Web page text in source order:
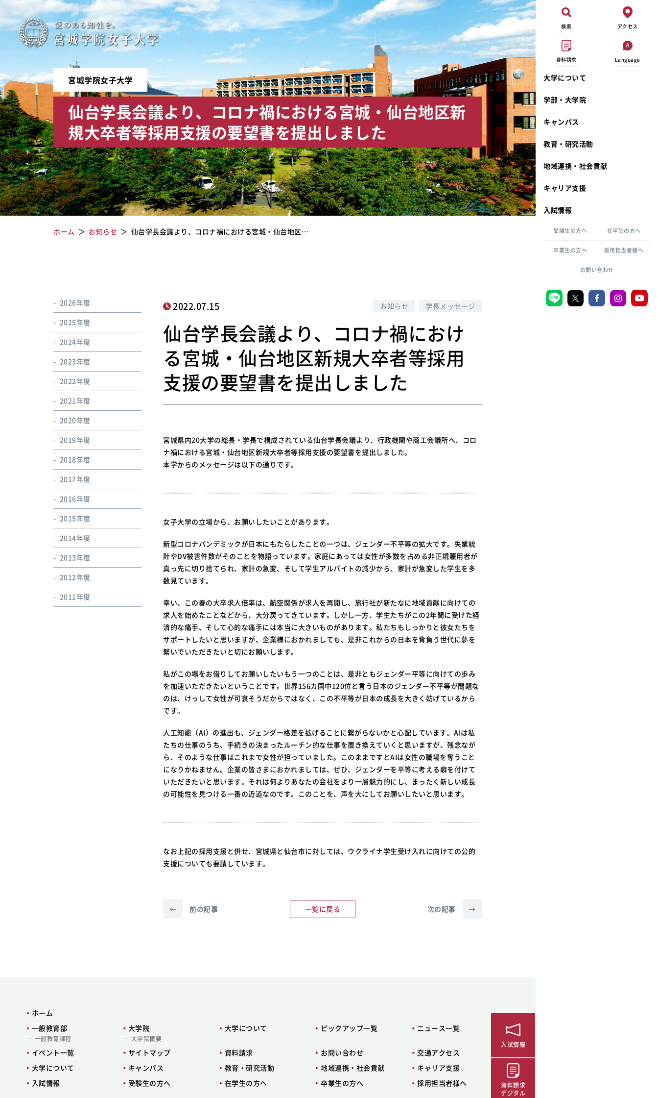
検索 アクセス
資料請求 Language
大学について
宮城学院 校歌
礼拝堂
カリキュラム・ポリシー
倫理憲章
ハラスメントの防止
共生のための多様性宣言
学部・大学院
生活文化デザイン学科
一般教育課程
キャンパス
奨学金
大学祭
キャンパスメンバーズ
教職センター
学芸員課程
図書館司書課程
教育・研究活動動物実験に関する情報公開
キリスト教文化研究所
生活環境科学研究所
地域連携・社会貢献
カリキュラム・入室方法
キャリア支援
入試情報
受験生の方へ 在学生の方へ
卒業生の方へ 採用担当者様へ
お問い合わせ
宮
城
学
院
女
子
大
学
宮城学院女子大学
仙台学長会議より、コロナ禍における宮城・仙台地区新
規大卒者等採用支援の要望書を提出しました
ホーム お知らせ 仙台学長会議より、コロナ禍における宮城・仙台地区…
2022.07.15 お知らせ 学長メッセージ
仙台学長会議より、コロナ禍におけ
る宮城・仙台地区新規大卒者等採用
支援の要望書を提出しました
宮城県内20大学の総長・学長で構成されている仙台学長会議より、行政機関や商工会議所へ、コロ
ナ禍における宮城・仙台地区新規大卒者等採用支援の要望書を提出しました。
本学からのメッセージは以下の通りです。
女子大学の立場から、お願いしたいことがあります。
新型コロナパンデミックが日本にもたらしたことの一つは、ジェンダー不平等の拡大です。失業統
計やDV被害件数がそのことを物語っています。家庭にあっては女性が多数を占める非正規雇用者が
真っ先に切り捨てられ、家計の急変、そして学生アルバイトの減少から、家計が急変した学生を多
数見ています。
幸い、この春の大卒求人倍率は、航空関係が求人を再開し、旅行社が新たなに地域貢献に向けての
求人を始めたことなどから、大分戻ってきています。しかし一方、学生たちがこの2年間に受けた経
済的な痛手、そして心的な痛手には本当に大きいものがあります。私たちもしっかりと彼女たちを
サポートしたいと思いますが、企業様におかれましても、是非これからの日本を背負う世代に夢を
繋いでいただきたいと切にお願いします。
私がこの場をお借りしてお願いしたいもう一つのことは、是非ともジェンダー平等に向けての歩み
を加速いただきたいということです。世界156カ国中120位と言う日本のジェンダー不平等が問題な
のは、けっして女性が可哀そうだからではなく、この不平等が日本の成長を大きく妨げているから
です。
人工知能（AI）の進出も、ジェンダー格差を拡げることに繋がらないかと心配しています。AIは私
たちの仕事のうち、手続きの決まったルーチン的な仕事を置き換えていくと思いますが、残念なが
ら、そのような仕事はこれまで女性が担っていました。このままですとAIは女性の職場を奪うこと
になりかねません。企業の皆さまにおかれましては、ぜひ、ジェンダーを平等に考える癖を付けて
いただきたいと思います。それは何よりあなたの会社をより一層魅力的にし、まったく新しい成長
の可能性を見つける一番の近道なのです。このことを、声を大にしてお願いしたいと思います。
なお上記の採用支援と併せ、宮城県と仙台市に対しては、ウクライナ学生受け入れに向けての公的
支援についても要請しています。
← 前の記事 一覧に戻る 次の記事 →
2026年度
2025年度
2024年度
2023年度
2022年度
2021年度
2020年度
2019年度
2018年度
2017年度
2016年度
2015年度
2014年度
2013年度
2012年度
2011年度
ホーム
一般教育部
一般教育課程
大学院
大学院概要
大学について ピックアップ一覧 ニュース一覧
イベント一覧 サイトマップ 資料請求 お問い合わせ
交通アクセス
大学について
キャンパス 教育・研究活動 地域連携・社会貢献
キャリア支援
入試情報
受験生の方へ 在学生の方へ 卒業生の方へ 採用担当者様へ
入試情報
資料請求
デジタル